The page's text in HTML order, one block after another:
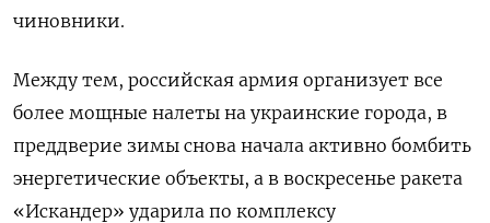
чиновники.
Между тем, российская армия организует все
более мощные налеты на украинские города, в
преддверие зимы снова начала активно бомбить
энергетические объекты, а в воскресенье ракета
«Искандер» ударила по комплексу